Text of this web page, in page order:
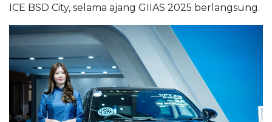
ICE BSD City, selama ajang GIIAS 2025 berlangsung.